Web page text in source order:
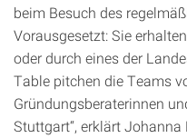
beim Besuch des
Vorausgesetzt: Sie
oder durch eines der
Table pitchen die Teams
Gründungsberaterinnen
Stuttgart“, erklärt